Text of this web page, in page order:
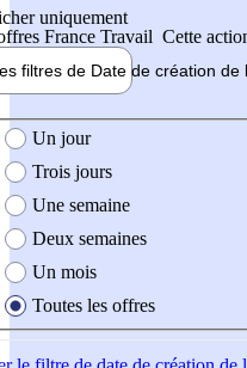
uniquement
France Travail Cette
filtres de Date de création de
création de l'offre
Un jour
Trois jours
Une semaine
Deux semaines
Un mois
Toutes les offres